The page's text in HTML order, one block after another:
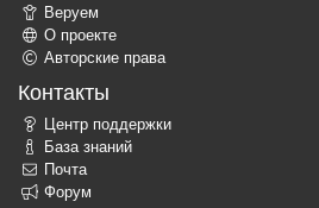
Веруем
О проекте
Авторские права
Контакты
Центр поддержки
База знаний
Почта
Форум